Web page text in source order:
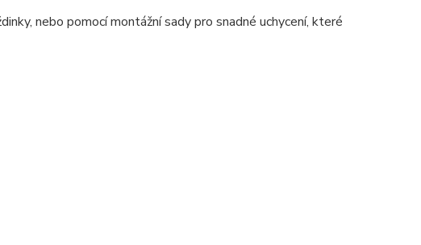
nebo pomocí montážní sady pro snadné uchycení, které